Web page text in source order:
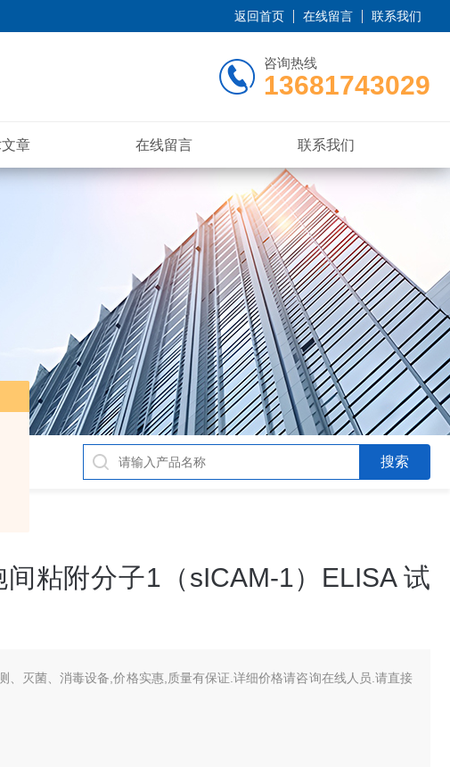
返回首页 在线留言 联系我们
咨询热线
13681743029
章 在线留言 联系我们
粘附分子1（sICAM-1）ELISA 试
、灭菌、消毒设备,价格实惠,质量有保证.详细价格请咨询在线人员.请直接